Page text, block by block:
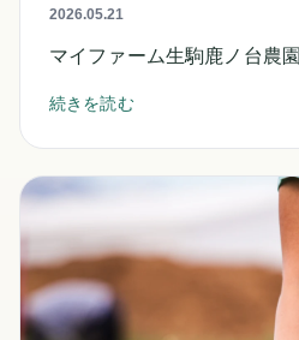
2026.05.21
マイファーム生駒鹿ノ台農園
続きを読む